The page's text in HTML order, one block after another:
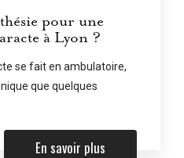
pour une
à Lyon ?
se fait en ambulatoire,
que quelques
En savoir plus